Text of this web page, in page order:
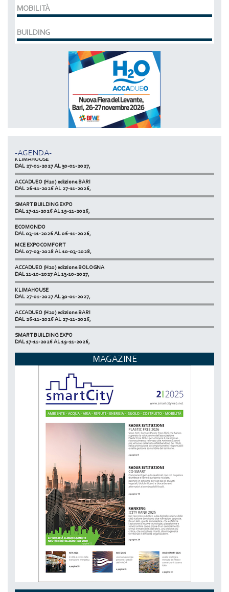
MOBILITÀ
BUILDING
-AGENDA-
DAL 07-03-2028 AL 10-03-2028,
ACCADUEO (H20) edizione BOLOGNA
KLIMAHOUSE
DAL 27-01-2027 AL 30-01-2027,
ACCADUEO (H20) edizione BARI
DAL 26-11-2026 AL 27-11-2026,
SMART BUILDING EXPO
DAL 17-11-2026 AL 19-11-2026,
ECOMONDO
DAL 03-11-2026 AL 06-11-2026,
NETZERO MILAN - EXPO SUMMIT
DAL 20-10-2026 AL 22-10-2026,
MCE EXPOCOMFORT
DAL 07-03-2028 AL 10-03-2028,
ACCADUEO (H20) edizione BOLOGNA
DAL 11-10-2027 AL 13-10-2027,
KLIMAHOUSE
DAL 27-01-2027 AL 30-01-2027,
ACCADUEO (H20) edizione BARI
DAL 26-11-2026 AL 27-11-2026,
SMART BUILDING EXPO
DAL 17-11-2026 AL 19-11-2026,
NETZERO MILAN - EXPO SUMMIT
DAL 20-10-2026 AL 22-10-2026,
MAGAZINE